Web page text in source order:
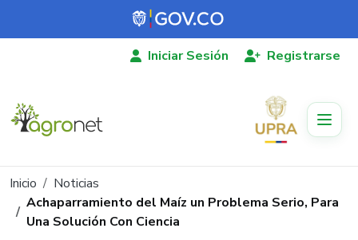
Pasar al contenido principal
Iniciar Sesión Registrarse
Ruta de navegación
Inicio
Noticias
Achaparramiento del Maíz un Problema Serio, Para
Una Solución Con Ciencia